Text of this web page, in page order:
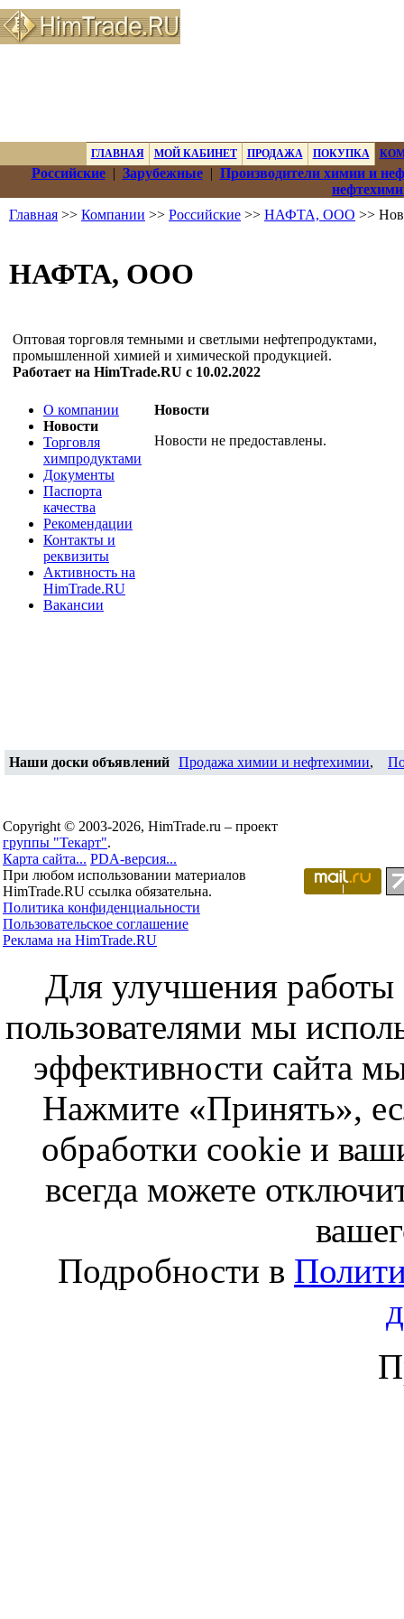
ГЛАВНАЯ МОЙ КАБИНЕТ ПРОДАЖА ПОКУПКА
Российские| Зарубежные| Производители химии и
Главная >> Компании >> Российские >> НАФТА, ООО >>
НАФТА, ООО
Оптовая торговля темными и светлыми нефтепродуктами,
промышленной химией и химической продукцией.
Работает на HimTrade.RU с 10.02.2022
О компании
Новости
Торговля
химпродуктами
Документы
Паспорта
качества
Рекомендации
Контакты и
реквизиты
Активность на
HimTrade.RU
Вакансии
Новости
Новости не предоставлены.
Наши доски объявлений Продажа химии и нефтехимии,
Copyright © 2003-2026, HimTrade.ru – проект
группы "Текарт".
Карта сайта... PDA-версия...
При любом использовании материалов
HimTrade.RU ссылка обязательна.
Политика конфиденциальности
Пользовательское соглашение
Реклама на HimTrade.RU
Для улучшения работы
пользователями мы
эффективности сайта
Нажмите «Принять»,
обработки cookie и
всегда можете
Подробности в